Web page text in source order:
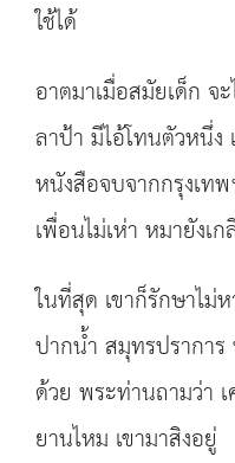
ใช้ได้
อาตมาเมื่อสมัยเด็ก จ
ลาป้า มีไอ้โทนตัวหนึ่ง
หนังสือจบจากกรุงเท
เพื่อนไม่เห่า หมายังเ
ในที่สุด เขาก็รักษาไม่
ปากน้ำ สมุทรปราการ
ด้วย พระท่านถามว่า
ยานไหม เขามาสิงอยู่